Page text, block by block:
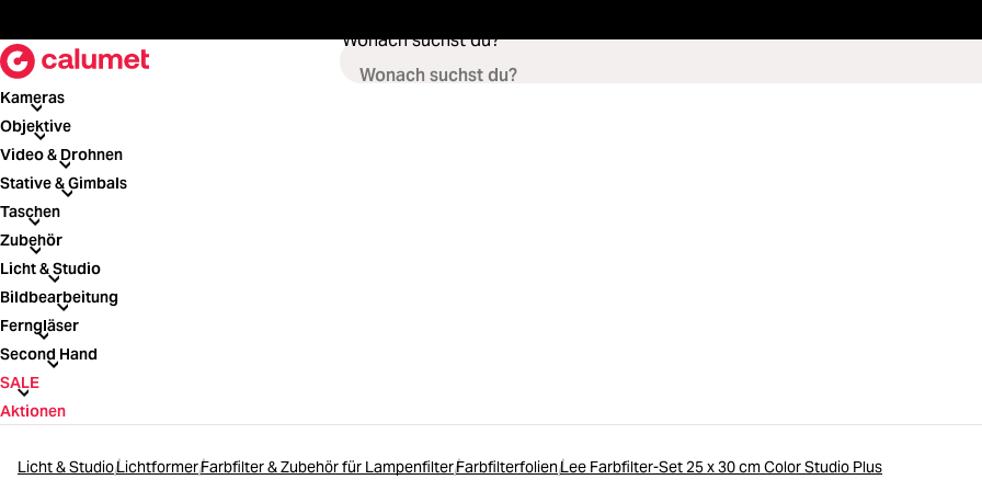
Wonach suchst du?
Kameras
Kameras
Objektive
Objektive
Video & Drohnen
Video & Drohnen
Stative & Gimbals
Stative & Gimbals
Taschen
Taschen
Zubehör
Zubehör
Licht & Studio
Licht & Studio
Bildbearbeitung
Bildbearbeitung
Ferngläser
Ferngläser
Second Hand
Second Hand
SALE
SALE
Aktionen
Licht & StudioLichtformerFarbfilter & Zubehör für LampenfilterFarbfilterfolienLee Farbfilter-Set 25 x 30 cm Color Studio Plus